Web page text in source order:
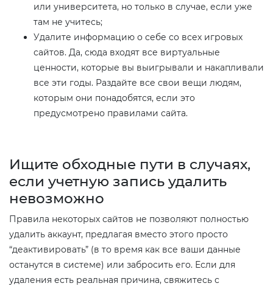
или университета, но только в случае, если уже
там не учитесь;
Удалите информацию о себе со всех игровых
сайтов. Да, сюда входят все виртуальные
ценности, которые вы выигрывали и накапливали
все эти годы. Раздайте все свои вещи людям,
которым они понадобятся, если это
предусмотрено правилами сайта.
Ищите обходные пути в случаях,
если учетную запись удалить
невозможно​
Правила некоторых сайтов не позволяют полностью
удалить аккаунт, предлагая вместо этого просто
“деактивировать” (в то время как все ваши данные
останутся в системе) или забросить его. Если для
удаления есть реальная причина, свяжитесь с